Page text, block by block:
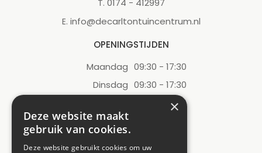
T. 0174 - 412997
E. info@decarltontuincentrum.nl
OPENINGSTIJDEN
Maandag 09:30 - 17:30
Dinsdag 09:30 - 17:30
09:30 - 17:30
Donderdag
×
Deze website maakt
gebruik van cookies.
Deze website gebruikt cookies om uw